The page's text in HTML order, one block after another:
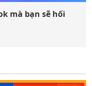
mà bạn sẽ hối